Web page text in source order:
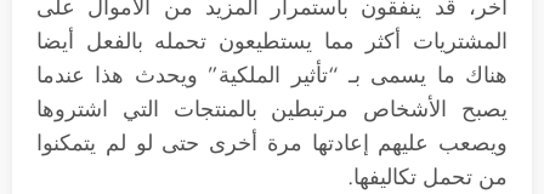
آخر، قد ينفقون باستمرار المزيد من الأموال على
المشتريات أكثر مما يستطيعون تحمله بالفعل أيضا
هناك ما يسمى بـ “تأثير الملكية” ويحدث هذا عندما
يصبح الأشخاص مرتبطين بالمنتجات التي اشتروها
ويصعب عليهم إعادتها مرة أخرى حتى لو لم يتمكنوا
من تحمل تكاليفها.